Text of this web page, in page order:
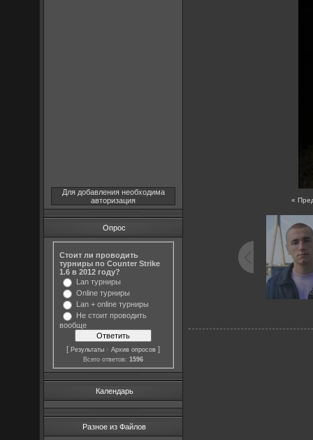
Для добавления необходима
авторизация
Опрос
Стоит ли проводить
турниры по Counter Strike
1.6 в 2012 году?
Lan турниры
Online турниры
Lan + online турниры
Не стоит проводить
вообще
[Результаты ·Архив опросов ]
Всего ответов:1596
Календарь
Разное из Файлов
«